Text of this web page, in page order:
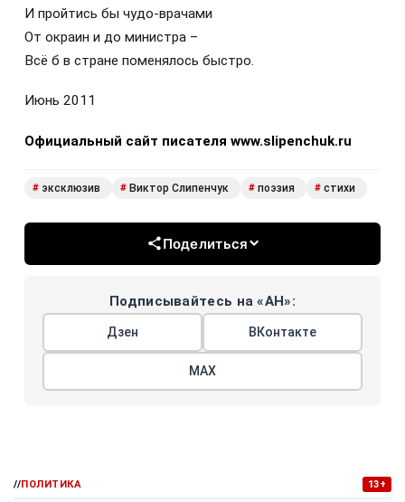
И пройтись бы чудо-врачами
От окраин и до министра –
Всё б в стране поменялось быстро.
Июнь 2011
Официальный сайт писателя www.slipenchuk.ru
# эксклюзив # Виктор Слипенчук # поэзия # стихи
Поделиться
Подписывайтесь на «АН»:
Дзен ВКонтакте
МАХ
//ПОЛИТИКА 13+